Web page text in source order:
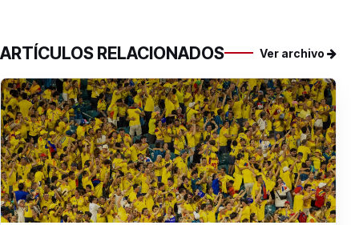
ARTÍCULOS RELACIONADOS Ver archivo